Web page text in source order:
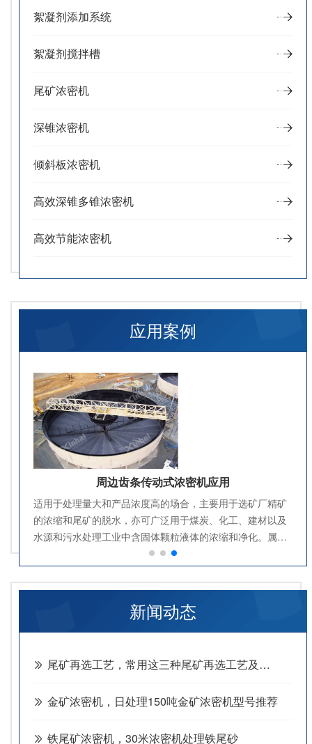
絮凝剂添加系统
絮凝剂搅拌槽
尾矿浓密机
深锥浓密机
倾斜板浓密机
高效深锥多锥浓密机
高效节能浓密机
应用案例
周边齿条传动式浓密机应用
适用于处理量大和产品浓度高的场合，主要用于选矿厂精矿
的浓缩和尾矿的脱水，亦可广泛用于煤炭、化工、建材以及
水源和污水处理工业中含固体颗粒液体的浓缩和净化。属传
统型浓密设备，作业中安全系数和稳定性较高。
新闻动态
尾矿再选工艺，常用这三种尾矿再选工艺及设备
金矿浓密机，日处理150吨金矿浓密机型号推荐
铁尾矿浓密机，30米浓密机处理铁尾砂